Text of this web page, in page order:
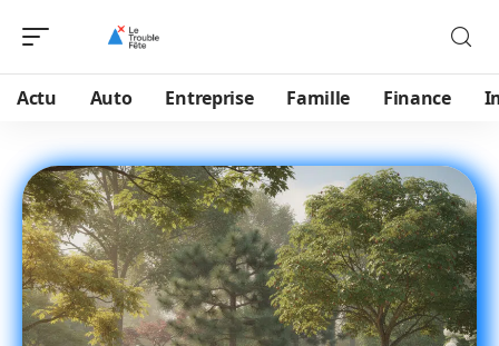
Actu Auto Entreprise Famille Finance